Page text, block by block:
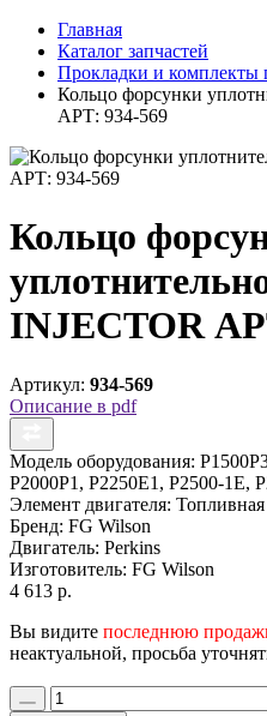
Главная
Каталог запчастей
Прокладки и комплекты
Кольцо форсунки
АРТ: 934-569
Кольцо
INJECTOR
Артикул: 934-569
Описание в pdf
Модель оборудования:
P2000P1, P2250E1, P2500-1E,
Элемент двигателя: Топливная
Бренд: FG Wilson
Двигатель: Perkins
Изготовитель: FG Wilson
4 613 р.
Вы видите последнюю
неактуальной, просьба